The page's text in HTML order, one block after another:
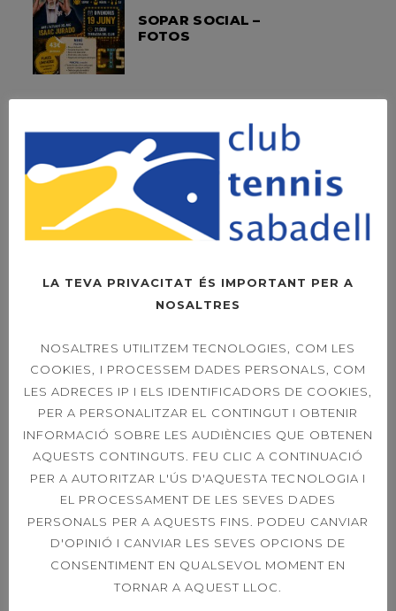
SOPAR SOCIAL –
FOTOS
OPEN LEXUS
SABADELL –
DIUMENGE LA FINAL
A LES 11H
SABADELL – ORDER
OF PLAY SINGLES &
DOUBLES 21ST
39È CONCURS
CAPVESPRE DE
TENNIS
ETIQUETES
ACORD DE PATROCINI
LA TEVA PRIVACITAT ÉS IMPORTANT PER A
NOSALTRES
NOSALTRES UTILITZEM TECNOLOGIES, COM LES
COOKIES, I PROCESSEM DADES PERSONALS, COM
LES ADRECES IP I ELS IDENTIFICADORS DE COOKIES,
PER A PERSONALITZAR EL CONTINGUT I OBTENIR
INFORMACIÓ SOBRE LES AUDIÈNCIES QUE OBTENEN
AQUESTS CONTINGUTS. FEU CLIC A CONTINUACIÓ
PER A AUTORITZAR L'ÚS D'AQUESTA TECNOLOGIA I
EL PROCESSAMENT DE LES SEVES DADES
PERSONALS PER A AQUESTS FINS. PODEU CANVIAR
D'OPINIÓ I CANVIAR LES SEVES OPCIONS DE
CONSENTIMENT EN QUALSEVOL MOMENT EN
TORNAR A AQUEST LLOC.